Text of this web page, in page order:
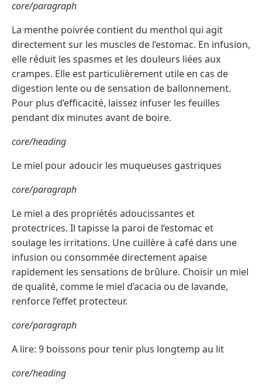
core/paragraph
La menthe poivrée contient du menthol qui agit
directement sur les muscles de l’estomac. En infusion,
elle réduit les spasmes et les douleurs liées aux
crampes. Elle est particulièrement utile en cas de
digestion lente ou de sensation de ballonnement.
Pour plus d’efficacité, laissez infuser les feuilles
pendant dix minutes avant de boire.
core/heading
Le miel pour adoucir les muqueuses gastriques
core/paragraph
Le miel a des propriétés adoucissantes et
protectrices. Il tapisse la paroi de l’estomac et
soulage les irritations. Une cuillère à café dans une
infusion ou consommée directement apaise
rapidement les sensations de brûlure. Choisir un miel
de qualité, comme le miel d’acacia ou de lavande,
renforce l’effet protecteur.
core/paragraph
A lire: 9 boissons pour tenir plus longtemp au lit
core/heading